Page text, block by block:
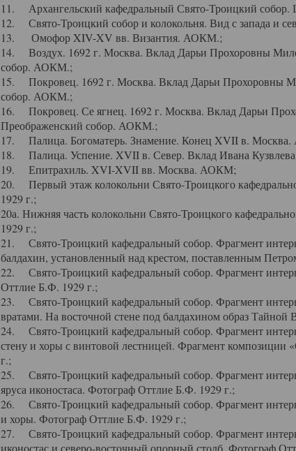
11. Архангельский кафедральный Свято-Троицкий собор.
12. Свято-Троицкий собор и колокольня. Вид с запада и
13. Омофор XIV-XV вв. Византия. АОКМ.;
14. Воздух. 1692 г. Москва. Вклад Дарьи Прохоровны
собор. АОКМ.;
15. Покровец. 1692 г. Москва. Вклад Дарьи Прохоровны
собор. АОКМ.;
16. Покровец. Се ягнец. 1692 г. Москва. Вклад Дарьи
Преображенский собор. АОКМ.;
17. Палица. Богоматерь. Знамение. Конец XVII в.
18. Палица. Успение. XVII в. Север. Вклад Ивана
19. Епитрахиль. XVI-XVII вв. Москва. АОКМ;
20. Первый этаж колокольни Свято-Троицкого
1929 г.;
20а. Нижняя часть колокольни Свято-Троицкого
1929 г.;
21. Свято-Троицкий кафедральный собор. Фрагмент
балдахин, установленный над крестом, поставленным
22. Свято-Троицкий кафедральный собор. Фрагмент
Оттлие Б.Ф. 1929 г.;
23. Свято-Троицкий кафедральный собор. Фрагмент
вратами. На восточной стене под балдахином образ
24. Свято-Троицкий кафедральный собор. Фрагмент
стену и хоры с винтовой лестницей. Фрагмент
г.;
25. Свято-Троицкий кафедральный собор. Фрагмент
яруса иконостаса. Фотограф Оттлие Б.Ф. 1929 г.;
26. Свято-Троицкий кафедральный собор. Фрагмент
и хоры. Фотограф Оттлие Б.Ф. 1929 г.;
27. Свято-Троицкий кафедральный собор. Фрагмент
иконостас и северо-восточный опорный столб. Фотограф